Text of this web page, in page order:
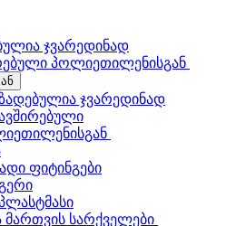
ჯვარედინად
პოლიეთილენისგან
ჯვარედინად
ფიტინგები
სარქველები